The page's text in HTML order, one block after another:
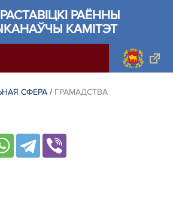
РАЁННЫ
КАМІТЭТ
СФЕРА / ГРАМАДСТВА